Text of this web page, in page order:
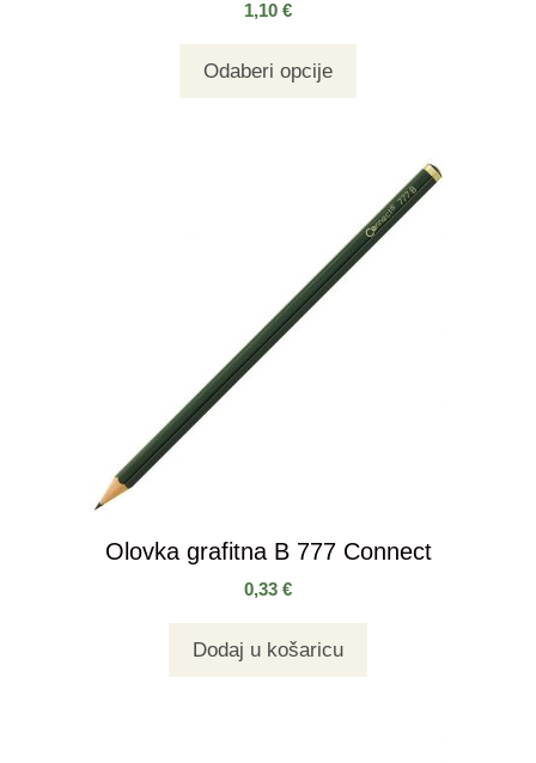
1,10 €
Odaberi opcije
Olovka grafitna B 777 Connect
0,33 €
Dodaj u košaricu